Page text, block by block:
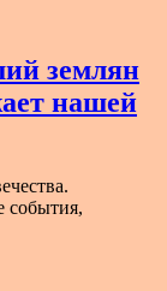
землян
нашей
события,